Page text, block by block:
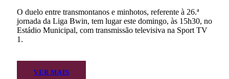
O duelo entre transmontanos e minhotos, referente à 26.ª
jornada da Liga Bwin, tem lugar este domingo, às 15h30, no
Estádio Municipal, com transmissão televisiva na Sport TV
1.
VER MAIS